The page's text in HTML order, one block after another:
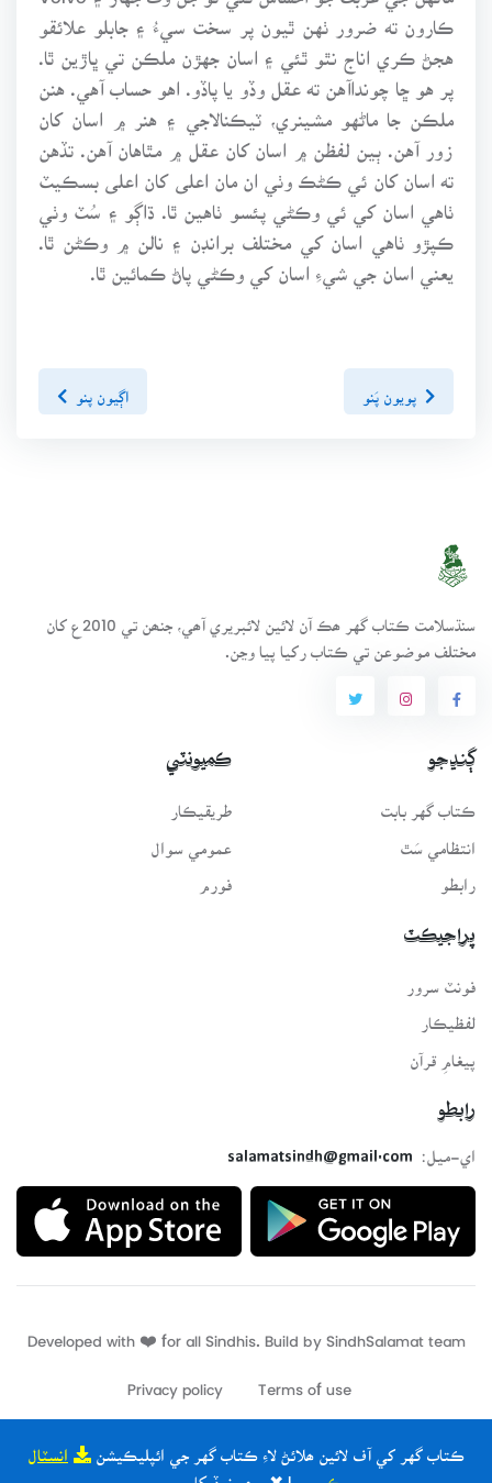
ڪتاب گهر کي آف لائين ھلائڻ لاءِ ڪتاب گهر جي ائپليڪيشن انسٽال
| ✖ ٻيھر نہ ڏيکاريو
ڪارون ته ضرور ٺهن ٿيون پر سخت سيءُ ۽ جابلو علائقو
هجڻ ڪري اناج نٿو ٿئي ۽ اسان جهڙن ملڪن تي ڀاڙين ٿا.
پر هو ڇا چونداآهن ته عقل وڏو يا پاڏو. اهو حساب آهي. هنن
ملڪن جا ماڻهو مشينري، ٽيڪنالاجي ۽ هنر ۾ اسان کان
زور آهن. ٻين لفظن ۾ اسان کان عقل ۾ مٿاهان آهن. تڏهن
ته اسان کان ئي ڪڻڪ وٺي ان مان اعلى کان اعلى بسڪيٽ
ٺاهي اسان کي ئي وڪڻي پئسو ٺاهين ٿا. ڌاڳو ۽ سُٽ وٺي
ڪپڙو ٺاهي اسان کي مختلف برانڊن ۽ نالن ۾ وڪڻن ٿا.
يعني اسان جي شيءِ اسان کي وڪڻي پاڻ ڪمائين ٿا.
پويون پَنو اڳيون پنو
سنڌسلامت ڪتاب گهر ھڪ آن لائين لائبريري آھي، جنھن تي 2010ع کان
مختلف موضوعن تي ڪتاب رکيا پيا وڃن.
ڳنڍجو
ڪتاب گهر بابت
انتظامي سَٿ
رابطو
ڪميونٽي
طريقيڪار
عمومي سوال
فورم
پراجيڪٽ
لفظيڪار
پيغامِ قرآن
رابطو
اي-ميل:
salamatsindh@gmail.com
Developed with ❤️ for all Sindhis. Build by
Terms of use